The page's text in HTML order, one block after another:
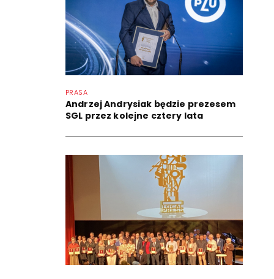
PRASA
Andrzej Andrysiak będzie prezesem
SGL przez kolejne cztery lata